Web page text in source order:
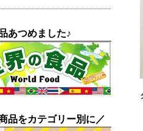
あつめました♪
品をカテゴリー別に／